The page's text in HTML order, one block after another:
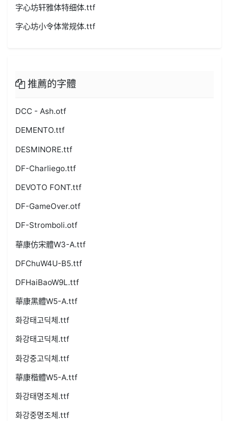
字心坊轩雅体特细体.ttf
字心坊小令体常规体.ttf
推薦的字體
DCC - Ash.otf
DEMENTO.ttf
DESMINORE.ttf
DF-Charliego.ttf
DEVOTO FONT.ttf
DF-GameOver.otf
DF-Stromboli.otf
華康仿宋體W3-A.ttf
DFChuW4U-B5.ttf
DFHaiBaoW9L.ttf
華康黑體W5-A.ttf
화강태고딕체.ttf
화강태고딕체.ttf
화강중고딕체.ttf
華康楷體W5-A.ttf
화강태명조체.ttf
화강중명조체.ttf